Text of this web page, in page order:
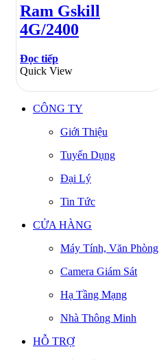
Ram Gskill
4G/2400
Đọc tiếp
Quick View
CÔNG TY
Giới Thiệu
Tuyển Dụng
Đại Lý
Tin Tức
CỬA HÀNG
Máy Tính, Văn Phòng
Camera Giám Sát
Hạ Tầng Mạng
Nhà Thông Minh
HỖ TRỢ